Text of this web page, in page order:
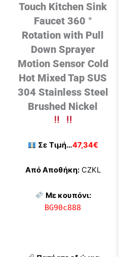
Touch Kitchen Sink
Faucet 360 °
Rotation with Pull
Down Sprayer
Motion Sensor Cold
Hot Mixed Tap SUS
304 Stainless Steel
Brushed Nickel
Σε Τιμή…47,34€
Από Αποθήκη:CZKL
Με κουπόνι:
BG90c888